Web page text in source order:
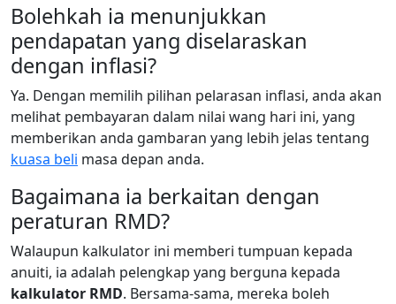
Bolehkah ia menunjukkan
pendapatan yang diselaraskan
dengan inflasi?
Ya. Dengan memilih pilihan pelarasan inflasi, anda akan
melihat pembayaran dalam nilai wang hari ini, yang
memberikan anda gambaran yang lebih jelas tentang
kuasa beli masa depan anda.
Bagaimana ia berkaitan dengan
peraturan RMD?
Walaupun kalkulator ini memberi tumpuan kepada
anuiti, ia adalah pelengkap yang berguna kepada
kalkulator RMD. Bersama-sama, mereka boleh